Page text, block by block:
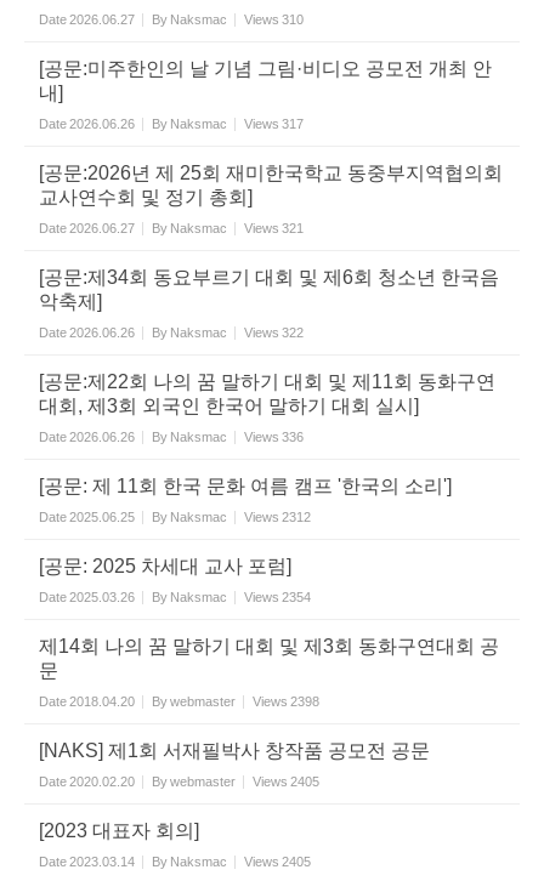
Date2026.06.27 By Naksmac Views 310
[공문:미주한인의 날 기념 그림·비디오 공모전 개최 안
내]
Date2026.06.26 By Naksmac Views 317
[공문:2026년 제 25회 재미한국학교 동중부지역협의회
교사연수회 및 정기 총회]
Date2026.06.27 By Naksmac Views 321
[공문:제34회 동요부르기 대회 및 제6회 청소년 한국음
악축제]
Date2026.06.26 By Naksmac Views 322
[공문:제22회 나의 꿈 말하기 대회 및 제11회 동화구연
대회, 제3회 외국인 한국어 말하기 대회 실시]
Date2026.06.26 By Naksmac Views 336
[공문: 제 11회 한국 문화 여름 캠프 '한국의 소리']
Date2025.06.25 By Naksmac Views 2312
[공문: 2025 차세대 교사 포럼]
Date2025.03.26 By Naksmac Views 2354
제14회 나의 꿈 말하기 대회 및 제3회 동화구연대회 공
문
Date2018.04.20 Bywebmaster Views 2398
[NAKS] 제1회 서재필박사 창작품 공모전 공문
Date2020.02.20 Bywebmaster Views 2405
[2023 대표자 회의]
Date2023.03.14 By Naksmac Views 2405